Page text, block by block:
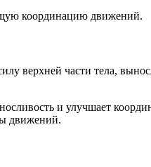
координацию движений.
верхней части тела,
и улучшает
движений.